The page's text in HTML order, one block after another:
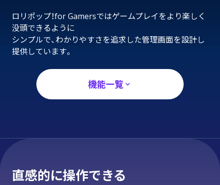
ロリポップ！for Gamersではゲームプレイをより楽しく
没頭できるように
シンプルで、わかりやすさを追求した管理画面を設計し
提供しています。
機能一覧
直感的に操作できる